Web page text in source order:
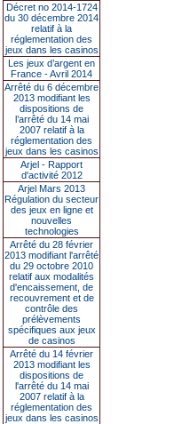
Décret no 2014-1724
du 30 décembre 2014
relatif à la
réglementation des
jeux dans les casinos
Les jeux d’argent en
France - Avril 2014
Arrêté du 6 décembre
2013 modifiant les
dispositions de
l’arrêté du 14 mai
2007 relatif à la
réglementation des
jeux dans les casinos
Arjel - Rapport
d'activité 2012
Arjel Mars 2013
Régulation du secteur
des jeux en ligne et
nouvelles
technologies
Arrêté du 28 février
2013 modifiant l'arrêté
du 29 octobre 2010
relatif aux modalités
d'encaissement, de
recouvrement et de
contrôle des
prélèvements
spécifiques aux jeux
de casinos
Arrêté du 14 février
2013 modifiant les
dispositions de
l'arrêté du 14 mai
2007 relatif à la
réglementation des
jeux dans les casinos